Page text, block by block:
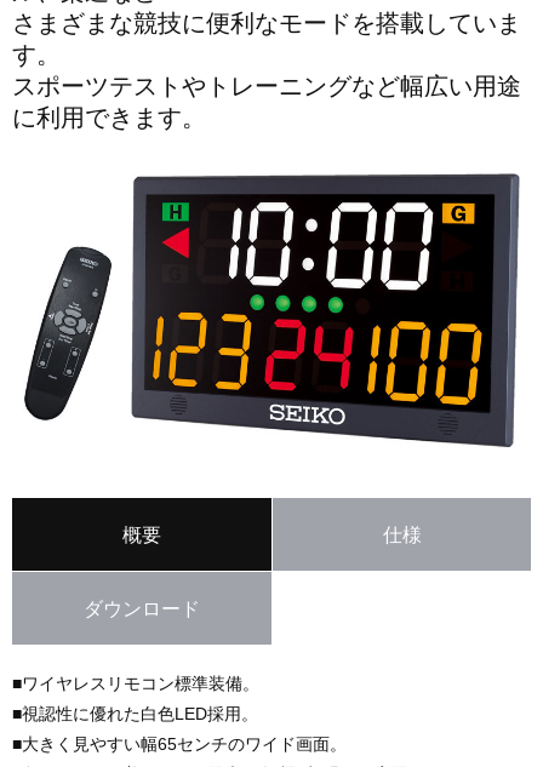
さまざまな競技に便利なモードを搭載していま
す。
スポーツテストやトレーニングなど幅広い用途
に利用できます。
概要 仕様
ダウンロード
■ワイヤレスリモコン標準装備。
■視認性に優れた白色LED採用。
■大きく見やすい幅65センチのワイド画面。